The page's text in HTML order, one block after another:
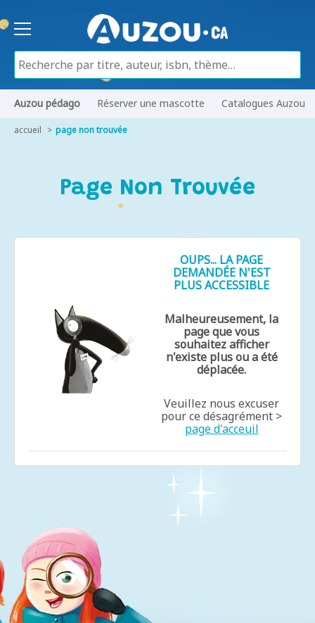
Auzou pédago Réserver une mascotte Catalogues Auzou
accueil page non trouvée
Page Non Trouvée
OUPS... LA PAGE
DEMANDÉE N'EST
PLUS ACCESSIBLE
Malheureusement, la
page que vous
souhaitez afficher
n'existe plus ou a été
déplacée.
Veuillez nous excuser
pour ce désagrément >
page d'acceuil